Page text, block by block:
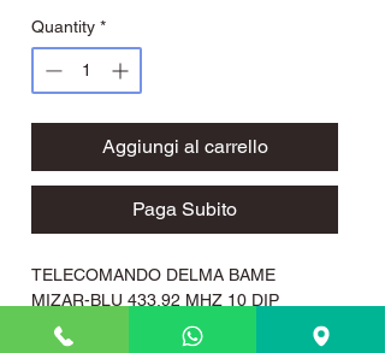
Quantity *
Aggiungi al carrello
Paga Subito
TELECOMANDO DELMA BAME
MIZAR-BLU 433.92 MHZ 10 DIP
SWITCH CODICE FISSO